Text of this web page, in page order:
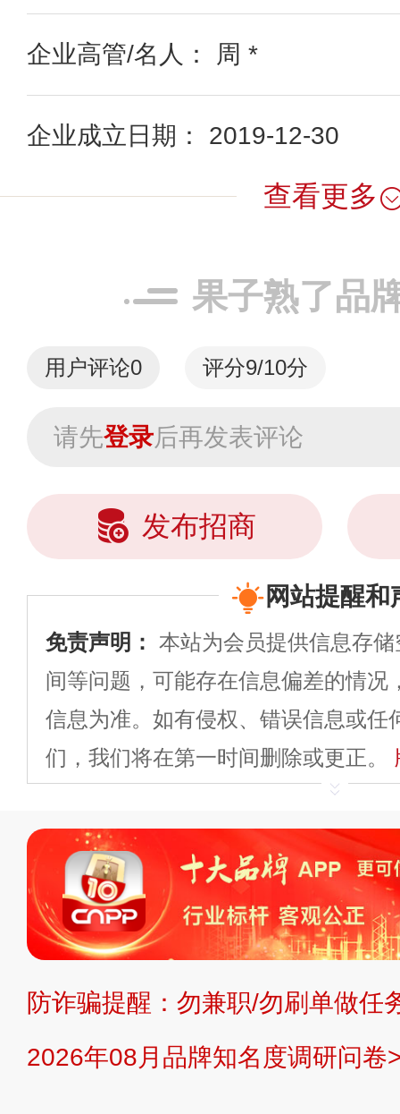
企业高管/名人： 周 *
企业成立日期： 2019-12-30
查看更多
果子熟了品
用户评论0 评分9/10分
请先登录后再发表评论
发布招商
网站提醒和
免责声明： 本站为会员提供信息存
间等问题，可能存在信息偏差的情况
信息为准。如有侵权、错误信息或任
们，我们将在第一时间删除或更正。
平台自有内容（文字
标、LOGO 等）知识产权归本站所
复制、转载、商用。本站不生产产
不代理、不招商、不提供中介服务。
持投资购买的观点或意见，页面信息
提交说明： 快速提交发布>> 提交品
防诈骗提醒：勿兼职/勿刷单做任
2026年08月品牌知名度调研问卷